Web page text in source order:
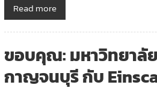
Read more
ขอบคุณ: มหาวิทยาลั
กาญจนบุรี กับ